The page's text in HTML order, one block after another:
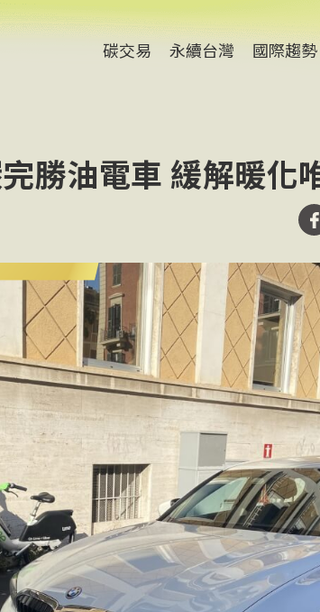
碳交易 永續台灣 國際趨勢
勝油電車 緩解暖化